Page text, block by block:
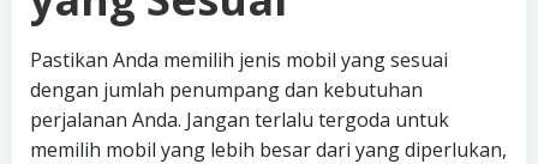
Pastikan Anda memilih jenis mobil yang sesuai
dengan jumlah penumpang dan kebutuhan
perjalanan Anda. Jangan terlalu tergoda untuk
memilih mobil yang lebih besar dari yang diperlukan,